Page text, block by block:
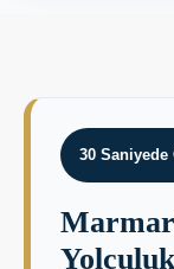
30 Saniyede